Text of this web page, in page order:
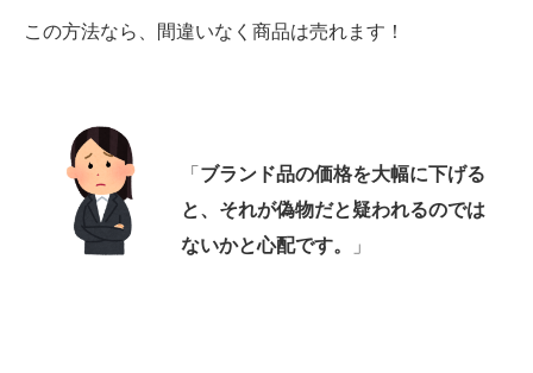
この方法なら、間違いなく商品は売れます！
「 ブランド品の価格を大幅に下げる
と、それが偽物だと疑われるのでは
ないかと心配です。
」